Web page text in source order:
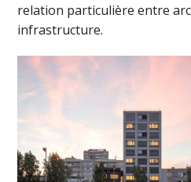
relation particulière entre
infrastructure.